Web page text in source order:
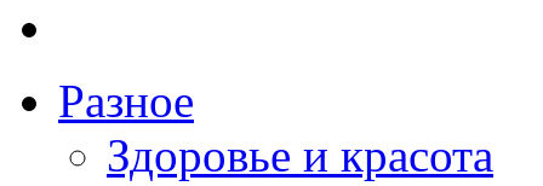
Разное
Здоровье и красота